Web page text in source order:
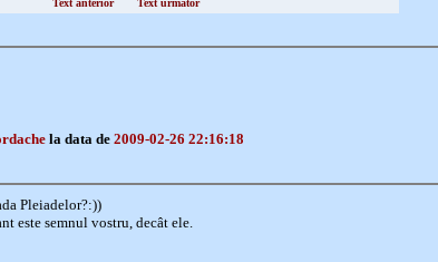
Text anterior
Text urmator
la data de 2009-02-26 22:16:18
Pleiadelor?:))
este semnul vostru, decât ele.